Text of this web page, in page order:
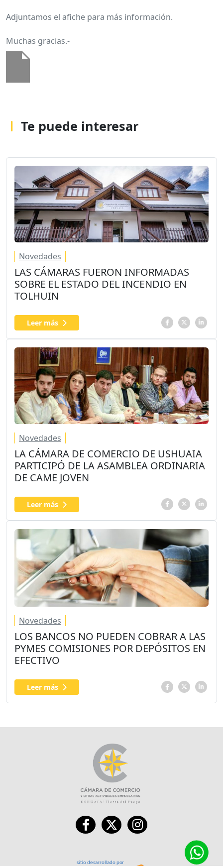
Adjuntamos el afiche para más información.
Muchas gracias.-
Te puede interesar
Novedades
LAS CÁMARAS FUERON INFORMADAS
SOBRE EL ESTADO DEL INCENDIO EN
TOLHUIN
Leer más
Novedades
LA CÁMARA DE COMERCIO DE USHUAIA
PARTICIPÓ DE LA ASAMBLEA ORDINARIA
DE CAME JOVEN
Leer más
Novedades
LOS BANCOS NO PUEDEN COBRAR A LAS
PYMES COMISIONES POR DEPÓSITOS EN
EFECTIVO
Leer más